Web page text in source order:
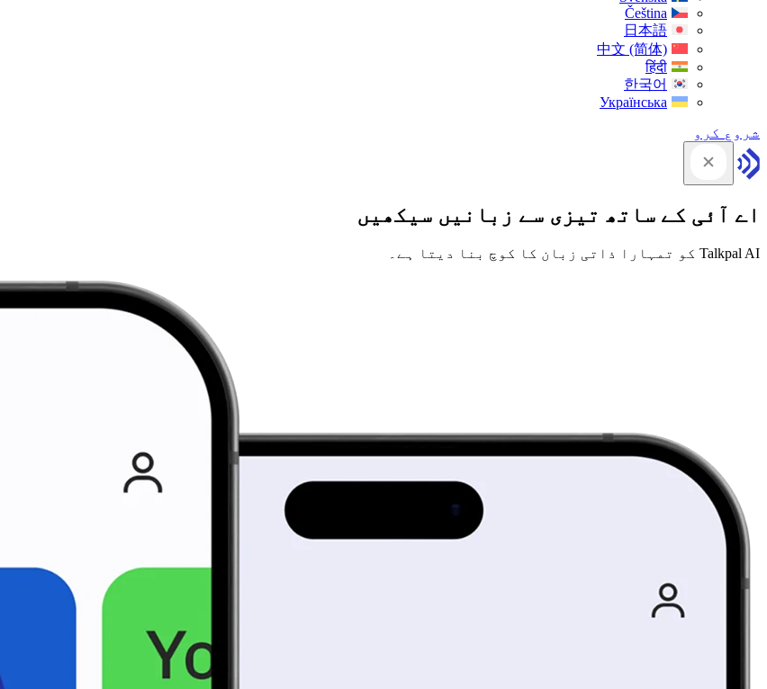
Čeština
日本語
中文 (简体)
हिंदी
한국어
Українська
شروع کرو
اے آئی کے ساتھ تیزی سے زبانیں سیکھیں
Talkpal AI کو تمہارا ذاتی زبان کا کوچ بنا دیتا ہے۔